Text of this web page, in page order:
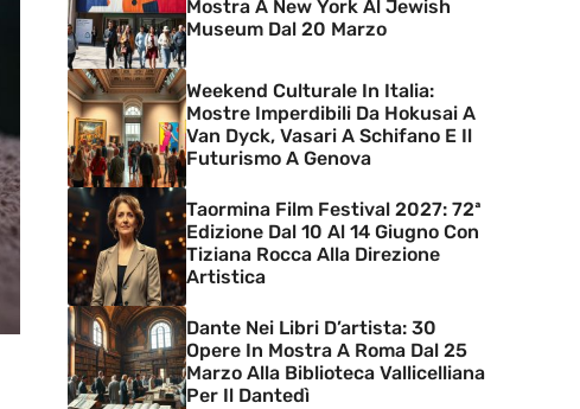
Mostra A New York Al Jewish
Museum Dal 20 Marzo
Weekend Culturale In Italia:
Mostre Imperdibili Da Hokusai A
Van Dyck, Vasari A Schifano E Il
Futurismo A Genova
Taormina Film Festival 2027: 72ª
Edizione Dal 10 Al 14 Giugno Con
Tiziana Rocca Alla Direzione
Artistica
Dante Nei Libri D’artista: 30
Opere In Mostra A Roma Dal 25
Marzo Alla Biblioteca Vallicelliana
Per Il Dantedì